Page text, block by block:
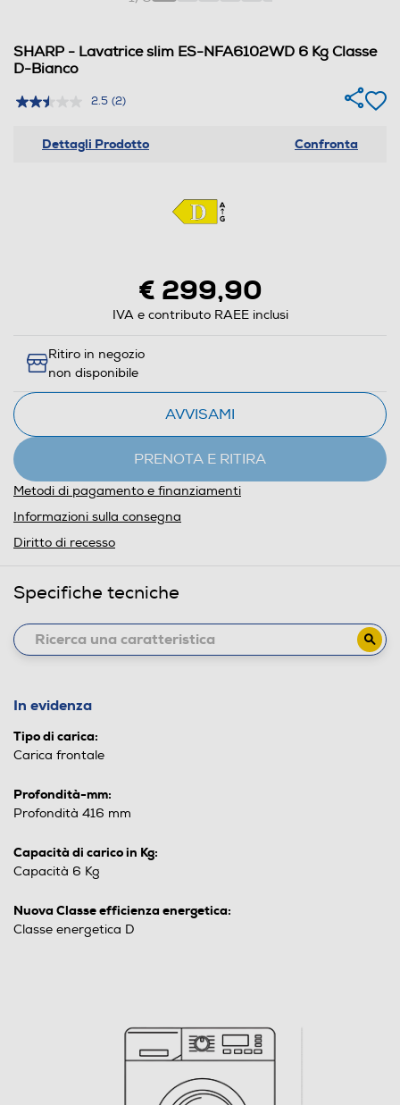
SHARP - Lavatrice slim ES-NFA6102WD 6 Kg Classe
D-Bianco
2.5 (2)
Dettagli Prodotto Confronta
€ 299,90
IVA e contributo RAEE inclusi
Ritiro in negozio
non disponibile
AVVISAMI
PRENOTA E RITIRA
Metodi di pagamento e finanziamenti
Informazioni sulla consegna
Diritto di recesso
Specifiche tecniche
In evidenza
Tipo di carica:
Carica frontale
Profondità-mm:
Profondità 416 mm
Capacità di carico in Kg:
Capacità 6 Kg
Nuova Classe efficienza energetica:
Classe energetica D